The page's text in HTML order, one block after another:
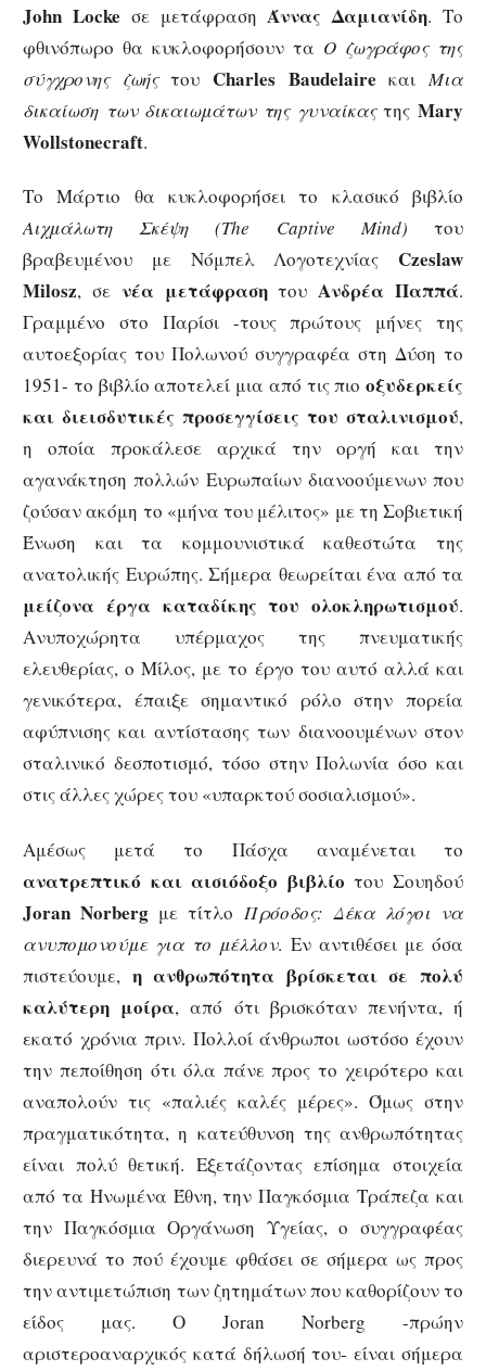
John Locke σε μετάφρασηΆννας Δαμιανίδη. Το
φθινόπωρο θα κυκλοφορήσουν τα Ο ζωγράφος της
σύγχρονης ζωήςτου Charles Baudelaire καιΜια
δικαίωση των δικαιωμάτων της γυναίκαςτηςMary
Wollstonecraft.
Το Μάρτιο θα κυκλοφορήσει το κλασικό βιβλίο
Αιχμάλωτη Σκέψη (The Captive Mind) του
βραβευμένου με Νόμπελ Λογοτεχνίας Czeslaw
Milosz, σε νέα μετάφρασητουΑνδρέα Παππά.
Γραμμένο στο Παρίσι -τους πρώτους μήνες της
αυτοεξορίας του Πολωνού συγγραφέα στη Δύση το
1951- το βιβλίο αποτελεί μια από τις πιο οξυδερκείς
και διεισδυτικές προσεγγίσεις του σταλινισμού,
η οποία προκάλεσε αρχικά την οργή και την
αγανάκτηση πολλών Ευρωπαίων διανοούμενων που
ζούσαν ακόμη το «μήνα του μέλιτος» με τη Σοβιετική
Ένωση και τα κομμουνιστικά καθεστώτα της
ανατολικής Ευρώπης. Σήμερα θεωρείται ένα από τα
μείζονα έργα καταδίκης του ολοκληρωτισμού.
Ανυποχώρητα υπέρμαχος της πνευματικής
ελευθερίας, ο Μίλος, με το έργο του αυτό αλλά και
γενικότερα, έπαιξε σημαντικό ρόλο στην πορεία
αφύπνισης και αντίστασης των διανοουμένων στον
σταλινικό δεσποτισμό, τόσο στην Πολωνία όσο και
στις άλλες χώρες του «υπαρκτού σοσιαλισμού».
Αμέσως μετά το Πάσχα αναμένεται το
ανατρεπτικό και αισιόδοξο βιβλίο του Σουηδού
Joran Norberg με τίτλο Πρόοδος: Δέκα λόγοι να
ανυπομονούμε για το μέλλον. Εν αντιθέσει με όσα
πιστεύουμε, η ανθρωπότητα βρίσκεται σε πολύ
καλύτερη μοίρα, από ότι βρισκόταν πενήντα, ή
εκατό χρόνια πριν. Πολλοί άνθρωποι ωστόσο έχουν
την πεποίθηση ότι όλα πάνε προς το χειρότερο και
αναπολούν τις «παλιές καλές μέρες». Όμως στην
πραγματικότητα, η κατεύθυνση της ανθρωπότητας
είναι πολύ θετική. Εξετάζοντας επίσημα στοιχεία
από τα Ηνωμένα Έθνη, την Παγκόσμια Τράπεζα και
την Παγκόσμια Οργάνωση Υγείας, ο συγγραφέας
διερευνά το πού έχουμε φθάσει σε σήμερα ως προς
την αντιμετώπιση των ζητημάτων που καθορίζουν το
είδος μας. Ο Joran Norberg -πρώην
αριστεροαναρχικός κατά δήλωσή του- είναι σήμερα